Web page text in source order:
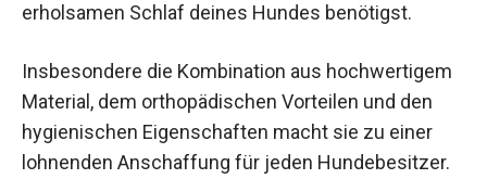
erholsamen Schlaf deines Hundes benötigst.
Insbesondere die Kombination aus hochwertigem
Material, dem orthopädischen Vorteilen und den
hygienischen Eigenschaften macht sie zu einer
lohnenden Anschaffung für jeden Hundebesitzer.